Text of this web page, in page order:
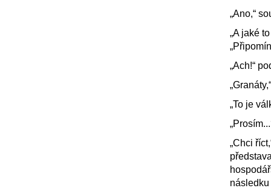
„Ano,“
„A jaké
„Ach!“
„To je
„Chci
následku